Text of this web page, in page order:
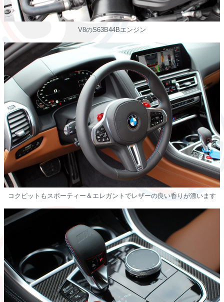
V8のS63B44Bエンジン
コクピットもスポーティー＆エレガントでレザーの良い香りが漂います